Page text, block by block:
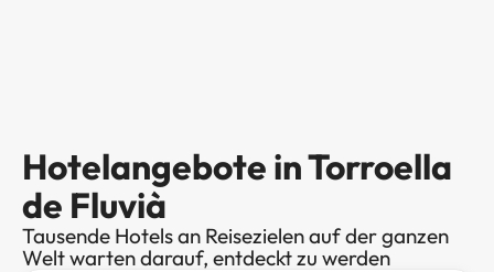
Hotelangebote in Torroella
de Fluvià
Tausende Hotels an Reisezielen auf der ganzen
Welt warten darauf, entdeckt zu werden